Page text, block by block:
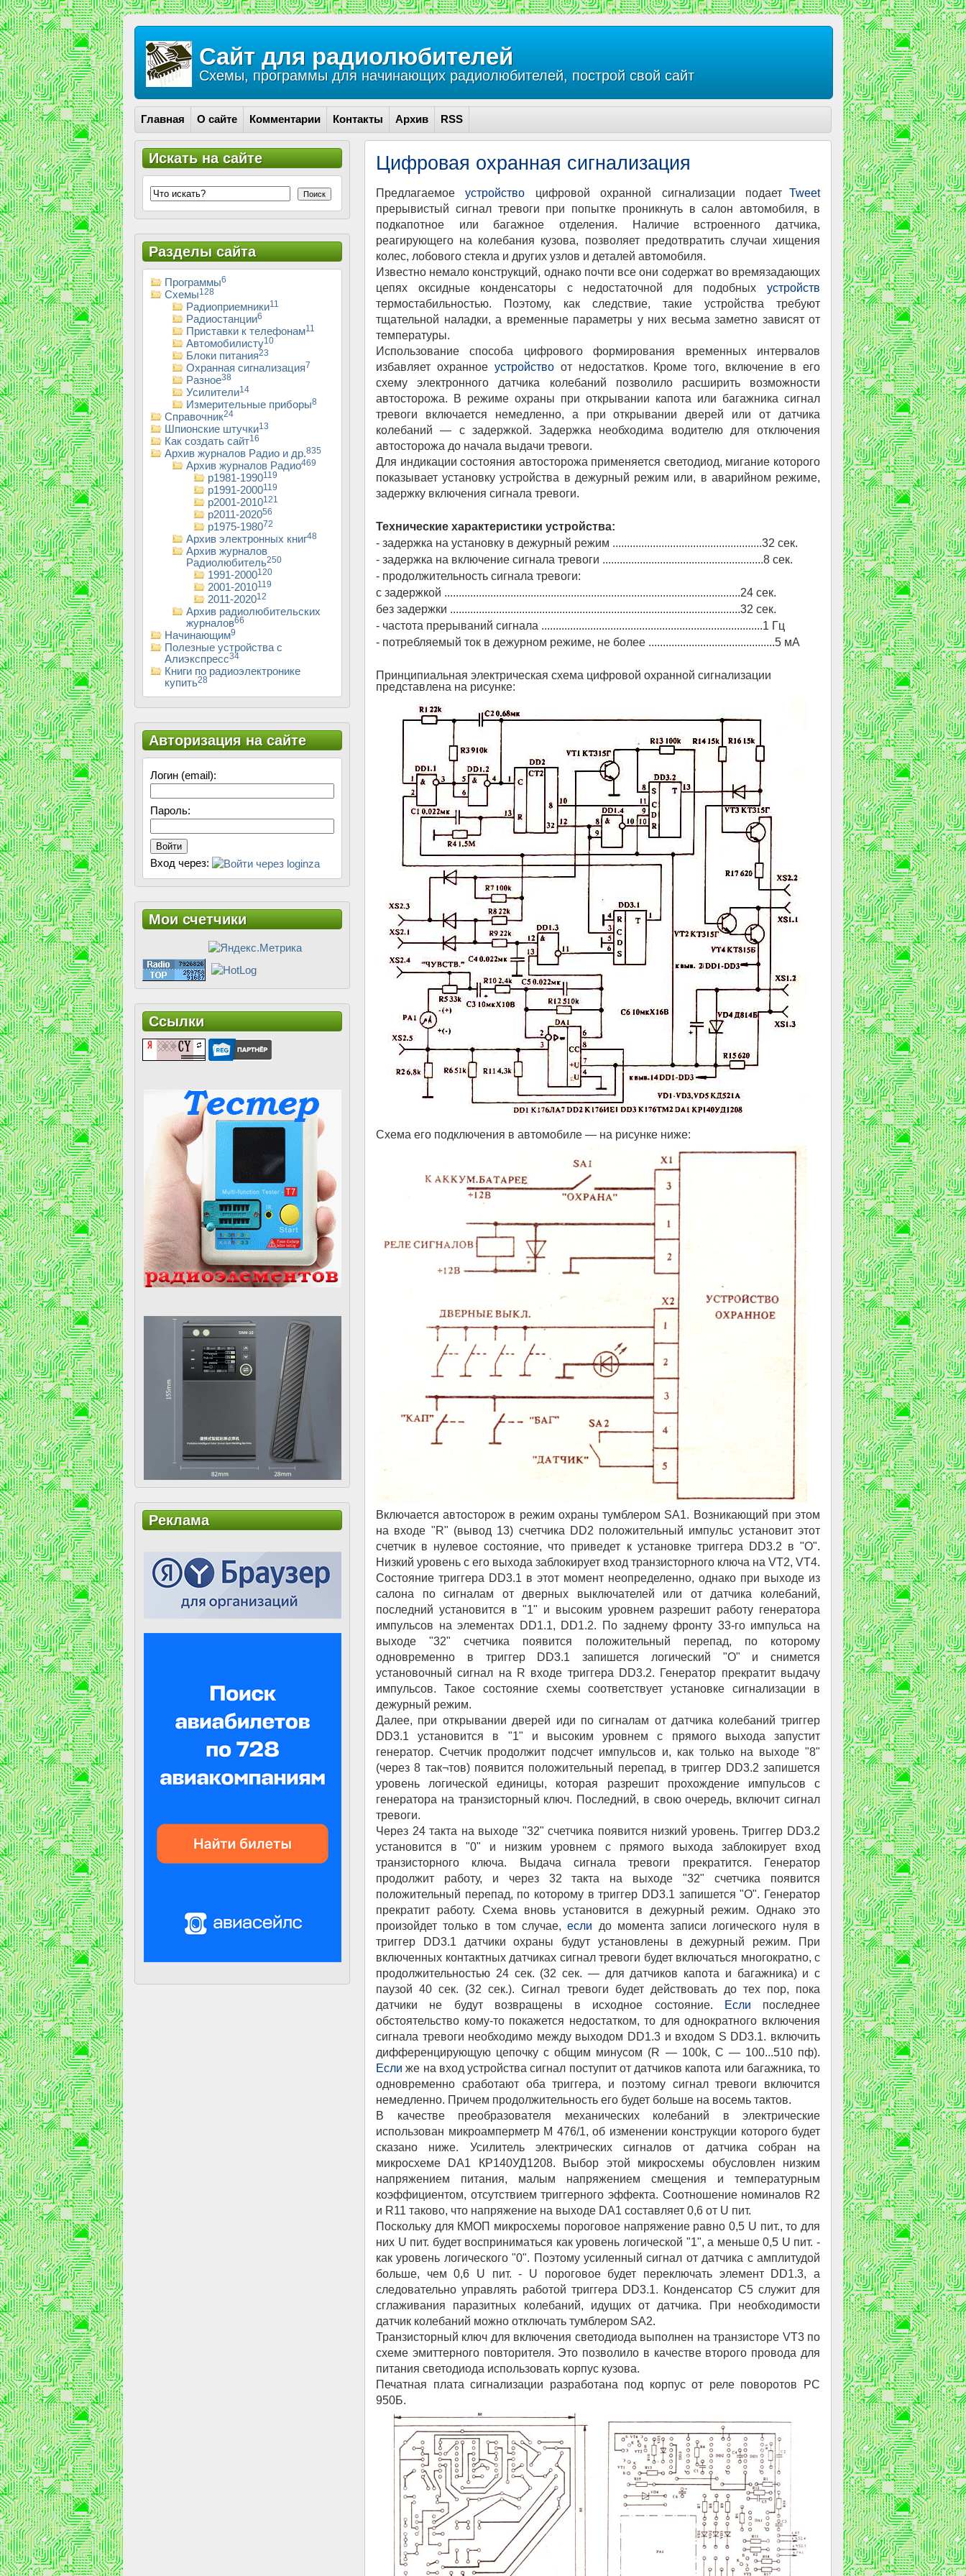
Сайт для радиолюбителей
Схемы, программы для начинающих радиолюбителей, построй свой сайт
Главная О сайте Комментарии Контакты Архив RSS
Цифровая охранная сигнализация
Tweet
Предлагаемоеустройство цифровой охранной сигнализации подает
прерывистый сигнал тревоги при попытке проникнуть в салон автомобиля, в
подкапотное или багажное отделения. Наличие встроенного датчика,
реагирующего на колебания кузова, позволяет предотвратить случаи хищения
колес, лобового стекла и других узлов и деталей автомобиля.
Известно немало конструкций, однако почти все они содержат во времязадающих
цепях оксидные конденсаторы с недостаточной для подобных устройств
термостабильностью. Поэтому, как следствие, такие устройства требуют
тщательной наладки, а временные параметры у них весьма заметно зависят от
температуры.
Использование способа цифрового формирования временных интервалов
избавляет охранное устройствоот недостатков. Кроме того, включение в его
схему электронного датчика колебаний позволило расширить возможности
автосторожа. В режиме охраны при открывании капота или багажника сигнал
тревоги включается немедленно, а при открывании дверей или от датчика
колебаний — с задержкой. Задержка необходима водителю для отключения
автосторожа до начала выдачи тревоги.
Для индикации состояния автосторожа применяется светодиод, мигание которого
показывает установку устройства в дежурный режим или, в аварийном режиме,
задержку включения сигнала тревоги.
Технические характеристики устройства:
- задержка на установку в дежурный режим ....................................................32 сек.
- задержка на включение сигнала тревоги ........................................................8 сек.
- продолжительность сигнала тревоги:
с задержкой .......................................................................................................24 сек.
без задержки .....................................................................................................32 сек.
- частота прерываний сигнала .............................................................................1 Гц
- потребляемый ток в дежурном режиме, не более ............................................5 мА
Принципиальная электрическая схема цифровой охранной сигнализации
представлена на рисунке:
Схема его подключения в автомобиле — на рисунке ниже:
Включается автосторож в режим охраны тумблером SA1. Возникающий при этом
на входе "R" (вывод 13) счетчика DD2 положительный импульс установит этот
счетчик в нулевое состояние, что приведет к установке триггера DD3.2 в "О".
Низкий уровень с его выхода заблокирует вход транзисторного ключа на VT2, VT4.
Состояние триггера DD3.1 в этот момент неопределенно, однако при выходе из
салона по сигналам от дверных выключателей или от датчика колебаний,
последний установится в "1" и высоким уровнем разрешит работу генератора
импульсов на элементах DD1.1, DD1.2. По заднему фронту 33-го импульса на
выходе "32" счетчика появится положительный перепад, по которому
одновременно в триггер DD3.1 запишется логический "О" и снимется
установочный сигнал на R входе триггера DD3.2. Генератор прекратит выдачу
импульсов. Такое состояние схемы соответствует установке сигнализации в
дежурный режим.
Далее, при открывании дверей иди по сигналам от датчика колебаний триггер
DD3.1 установится в "1" и высоким уровнем с прямого выхода запустит
генератор. Счетчик продолжит подсчет импульсов и, как только на выходе "8"
(через 8 так¬тов) появится положительный перепад, в триггер DD3.2 запишется
уровень логической единицы, которая разрешит прохождение импульсов с
генератора на транзисторный ключ. Последний, в свою очередь, включит сигнал
тревоги.
Через 24 такта на выходе "32" счетчика появится низкий уровень. Триггер DD3.2
установится в "0" и низким уровнем с прямого выхода заблокирует вход
транзисторного ключа. Выдача сигнала тревоги прекратится. Генератор
продолжит работу, и через 32 такта на выходе "32" счетчика появится
положительный перепад, по которому в триггер DD3.1 запишется "О". Генератор
прекратит работу. Схема вновь установится в дежурный режим. Однако это
произойдет только в том случае,если до момента записи логического нуля в
триггер DD3.1 датчики охраны будут установлены в дежурный режим. При
включенных контактных датчиках сигнал тревоги будет включаться многократно, с
продолжительностью 24 сек. (32 сек. — для датчиков капота и багажника) и с
паузой 40 сек. (32 сек.). Сигнал тревоги будет действовать до тех пор, пока
датчики не будут возвращены в исходное состояние.
Если последнее
обстоятельство кому-то покажется недостатком, то для однократного включения
сигнала тревоги необходимо между выходом DD1.3 и входом S DD3.1. включить
дифференцирующую цепочку с общим минусом (R — 100k, С — 100...510 пф).
Если же на вход устройства сигнал поступит от датчиков капота или багажника, то
одновременно сработают оба триггера, и поэтому сигнал тревоги включится
немедленно. Причем продолжительность его будет больше на восемь тактов.
В качестве преобразователя механических колебаний в электрические
использован микроамперметр М 476/1, об изменении конструкции которого будет
сказано ниже. Усилитель электрических сигналов от датчика собран на
микросхеме DA1 КР140УД1208. Выбор этой микросхемы обусловлен низким
напряжением питания, малым напряжением смещения и температурным
коэффициентом, отсутствием триггерного эффекта. Соотношение номиналов R2
и R11 таково, что напряжение на выходе DA1 составляет 0,6 от U пит.
Поскольку для КМОП микросхемы пороговое напряжение равно 0,5 U пит., то для
них U пит. будет восприниматься как уровень логической "1", а меньше 0,5 U пит. -
как уровень логического "0". Поэтому усиленный сигнал от датчика с амплитудой
больше, чем 0,6 U пит. - U пороговое будет переключать элемент DD1.3, а
следовательно управлять работой триггера DD3.1. Конденсатор С5 служит для
сглаживания паразитных колебаний, идущих от датчика. При необходимости
датчик колебаний можно отключать тумблером SA2.
Транзисторный ключ для включения светодиода выполнен на транзисторе VT3 по
схеме эмиттерного повторителя. Это позволило в качестве второго провода для
питания светодиода использовать корпус кузова.
Печатная плата сигнализации разработана под корпус от реле поворотов PC
950Б.
Искать на сайте
Поиск
Разделы сайта
Программы6
Схемы128
Радиоприемники11
Радиостанции6
Приставки к телефонам11
Автомобилисту10
Блоки питания23
Охранная сигнализация7
Разное38
Усилители14
Измерительные приборы8
Справочник24
Шпионские штучки13
Как создать сайт16
Архив журналов Радио и др.835
Архив журналов Радио469
р1981-1990119
р1991-2000119
р2001-2010121
р2011-202056
р1975-198072
Архив электронных книг48
Архив журналов
Радиолюбитель250
1991-2000120
2001-2010119
2011-202012
Архив радиолюбительских
журналов66
Начинающим9
Полезные устройства с
Алиэкспресс34
Книги по радиоэлектронике
купить28
Авторизация на сайте
Логин (email):
Пароль:
Войти
Вход через:
Мои счетчики
Ссылки
Реклама